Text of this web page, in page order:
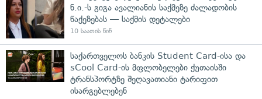
ნ.ი.-ს გიგა ავალიანის საქმეზე ძალადობის
წაქეზებას — საქმის დეტალები
10 საათის წინ
საქართველოს ბანკის Student Card-ისა და
sCool Card-ის მფლობელები ქუთაისში
ტრანსპორტზე შეღავათიანი ტარიფით
ისარგებლებენ